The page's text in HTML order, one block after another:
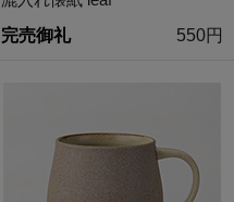
完売御礼
550円